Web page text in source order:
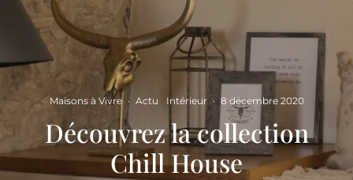
Maisons à Vivre · Actu Intérieur · 8 décembre 2020
Découvrez la collection
Chill House